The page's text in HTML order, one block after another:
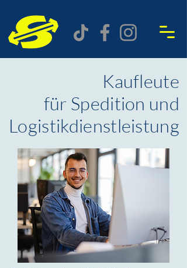
Kaufleute
für Spedition und
Logistikdienstleistung